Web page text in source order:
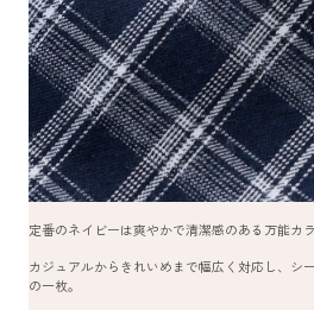
定番のネイビーは爽やかで清潔感のある万能カラ
カジュアルからきれいめまで幅広く対応し、シ
の一枚。